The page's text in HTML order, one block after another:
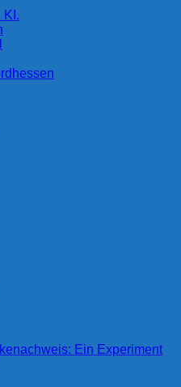
KI.
Ein Experiment